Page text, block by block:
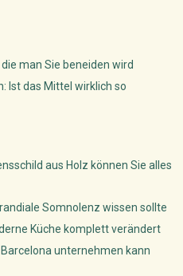
man Sie beneiden wird
Ist das Mittel wirklich so
aus Holz können Sie alles
Somnolenz wissen sollte
Küche komplett verändert
unternehmen kann